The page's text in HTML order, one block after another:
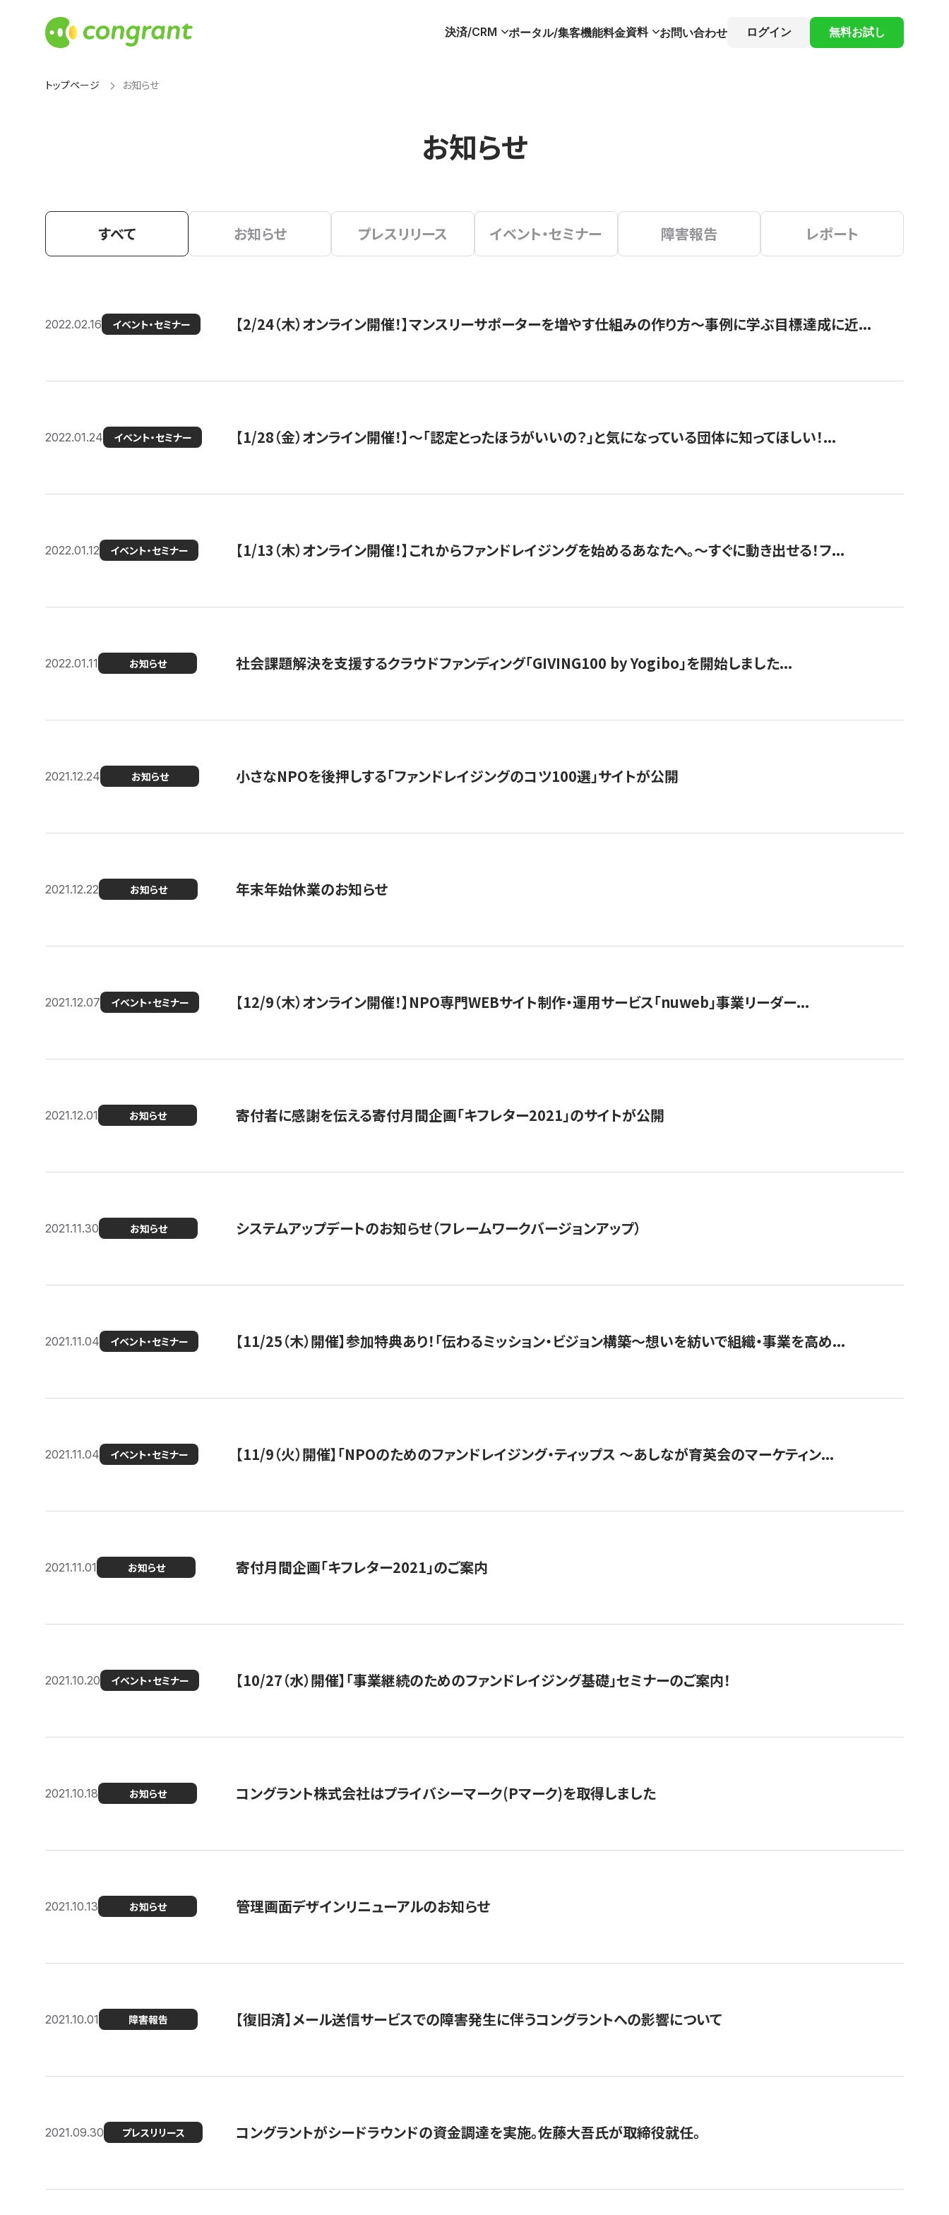
決済/CRM ポータル/集客機能料金資料 お問い合わせ ログイン 無料お試し
トップページ お知らせ
お知らせ
すべて お知らせ プレスリリース イベント・セミナー 障害報告 レポート
2022.02.16 イベント・セミナー 【2/24（木）オンライン開催！】マンスリーサポーターを増やす仕組みの作り方〜事例に学ぶ目標達成に近...
2022.01.24 イベント・セミナー 【1/28（金）オンライン開催！】〜「認定とったほうがいいの？」と気になっている団体に知ってほしい！...
2022.01.12 イベント・セミナー 【1/13（木）オンライン開催！】これからファンドレイジングを始めるあなたへ。〜すぐに動き出せる！フ...
2022.01.11 お知らせ 社会課題解決を支援するクラウドファンディング「GIVING100 by Yogibo」を開始しました...
2021.12.24 お知らせ 小さなNPOを後押しする「ファンドレイジングのコツ100選」サイトが公開
2021.12.22 お知らせ 年末年始休業のお知らせ
2021.12.07 イベント・セミナー 【12/9（木）オンライン開催！】NPO専門WEBサイト制作・運用サービス「nuweb」事業リーダー...
2021.12.01 お知らせ 寄付者に感謝を伝える寄付月間企画「キフレター2021」のサイトが公開
2021.11.30 お知らせ システムアップデートのお知らせ（フレームワークバージョンアップ）
2021.11.04 イベント・セミナー 【11/25（木）開催】参加特典あり！「伝わるミッション・ビジョン構築〜想いを紡いで組織・事業を高め...
2021.11.04 イベント・セミナー 【11/9（火）開催】「NPOのためのファンドレイジング・ティップス 〜あしなが育英会のマーケティン...
2021.11.01 お知らせ 寄付月間企画「キフレター2021」のご案内
2021.10.20 イベント・セミナー 【10/27（水）開催】「事業継続のためのファンドレイジング基礎」セミナーのご案内！
2021.10.18 お知らせ コングラント株式会社はプライバシーマーク(Pマーク)を取得しました
2021.10.13 お知らせ 管理画面デザインリニューアルのお知らせ
2021.10.01 障害報告 【復旧済】メール送信サービスでの障害発生に伴うコングラントへの影響について
2021.09.30 プレスリリース コングラントがシードラウンドの資金調達を実施。佐藤大吾氏が取締役就任。